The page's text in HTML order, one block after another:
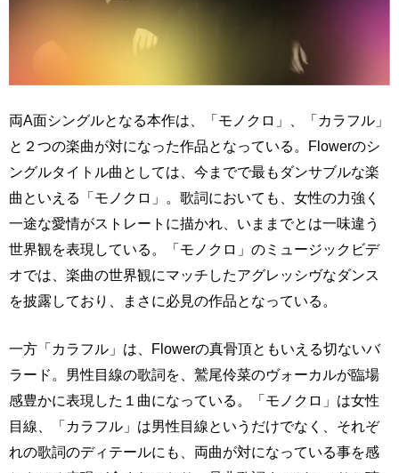
両A面シングルとなる本作は、「モノクロ」、「カラフル」
と２つの楽曲が対になった作品となっている。Flowerのシ
ングルタイトル曲としては、今までで最もダンサブルな楽
曲といえる「モノクロ」。歌詞においても、女性の力強く
一途な愛情がストレートに描かれ、いままでとは一味違う
世界観を表現している。「モノクロ」のミュージックビデ
オでは、楽曲の世界観にマッチしたアグレッシヴなダンス
を披露しており、まさに必見の作品となっている。
一方「カラフル」は、Flowerの真骨頂ともいえる切ないバ
ラード。男性目線の歌詞を、鷲尾伶菜のヴォーカルが臨場
感豊かに表現した１曲になっている。「モノクロ」は女性
目線、「カラフル」は男性目線というだけでなく、それぞ
れの歌詞のディテールにも、両曲が対になっている事を感